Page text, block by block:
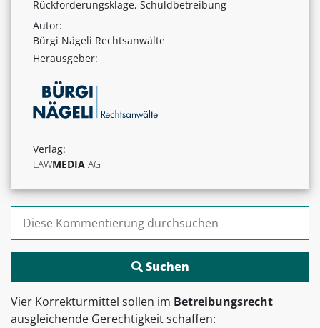
Rückforderungsklage, Schuldbetreibung
Autor:
Bürgi Nägeli Rechtsanwälte
Herausgeber:
Verlag:
LAWMEDIA AG
Suchen nach:
Vier Korrekturmittel sollen im Betreibungsrecht
ausgleichende Gerechtigkeit schaffen: